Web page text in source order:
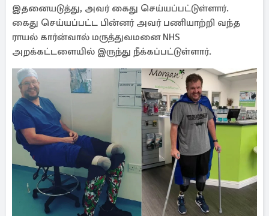
இதனையடுத்து, அவர் கைது செய்யப்பட்டுள்ளார்.
கைது செய்யப்பட்ட பின்னர் அவர் பணியாற்றி வந்த
ராயல் கார்ன்வால் மருத்துவமனை NHS
அறக்கட்டளையில் இருந்து நீக்கப்பட்டுள்ளார்.